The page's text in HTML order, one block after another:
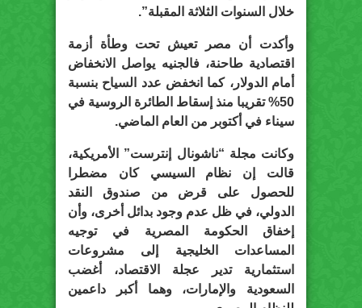
خلال السنوات الثلاثة المقبلة”.
وأكدت أن مصر تعيش تحت وطأة أزمة
اقتصادية طاحنة، فالجنيه يواصل الانخفاض
أمام الدولار، كما انخفض عدد السياح بنسبة
50% تقريبا منذ إسقاط الطائرة الروسية في
سيناء في أكتوبر من العام الماضي.
وكانت مجلة “ناشونال إنترست” الأمريكية،
قالت إن نظام السيسي كان مضطرا
للحصول على قرض من صندوق النقد
الدولي، في ظل عدم وجود بدائل أخرى، وأن
إخفاق الحكومة المصرية في توجيه
المساعدات الخليجية إلى مشروعات
استثمارية تدير عجلة الاقتصاد، أغضب
السعودية والإمارات، وهما أكبر داعمين